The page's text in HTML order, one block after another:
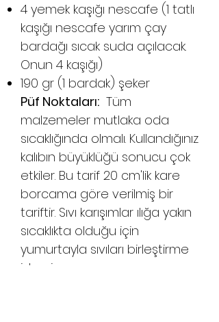
4 yemek kaşığı nescafe (1 tatlı
kaşığı nescafe yarım çay
bardağı sıcak suda açılacak.
Onun 4 kaşığı)
190 gr (1 bardak) şeker
Püf Noktaları: Tüm
malzemeler mutlaka oda
sıcaklığında olmalı. Kullandığınız
kalıbın büyüklüğü sonucu çok
etkiler. Bu tarif 20 cm'lik kare
borcama göre verilmiş bir
tariftir. Sıvı karışımlar ılığa yakın
sıcaklıkta olduğu için
yumurtayla sıvıları birleştirme
işlemi yavaş yavaş ve